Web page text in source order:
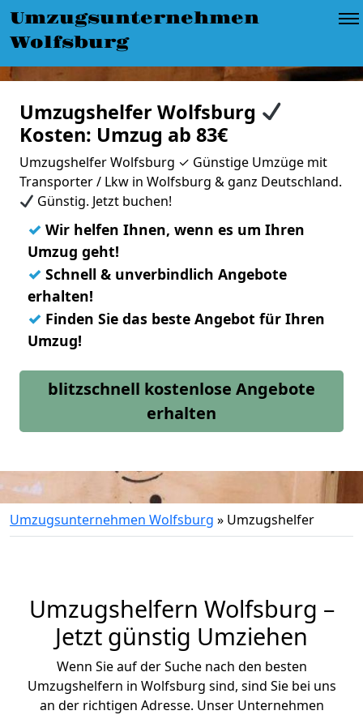
Umzugsunternehmen
Wolfsburg
Umzugshelfer Wolfsburg
Kosten: Umzug ab 83€
Umzugshelfer Wolfsburg ✓ Günstige Umzüge mit
Transporter / Lkw in Wolfsburg & ganz Deutschland.
Günstig. Jetzt buchen!
✓ Wir helfen Ihnen, wenn es um Ihren
Umzug geht!
✓ Schnell & unverbindlich Angebote
erhalten!
✓ Finden Sie das beste Angebot für Ihren
Umzug!
blitzschnell kostenlose Angebote
erhalten
Umzugsunternehmen Wolfsburg » Umzugshelfer
Umzugshelfern Wolfsburg –
Jetzt günstig Umziehen
Wenn Sie auf der Suche nach den besten
Umzugshelfern in Wolfsburg sind, sind Sie bei uns
an der richtigen Adresse. Unser Unternehmen